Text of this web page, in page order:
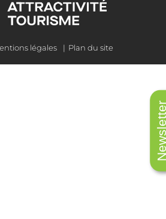
légales Plan du site